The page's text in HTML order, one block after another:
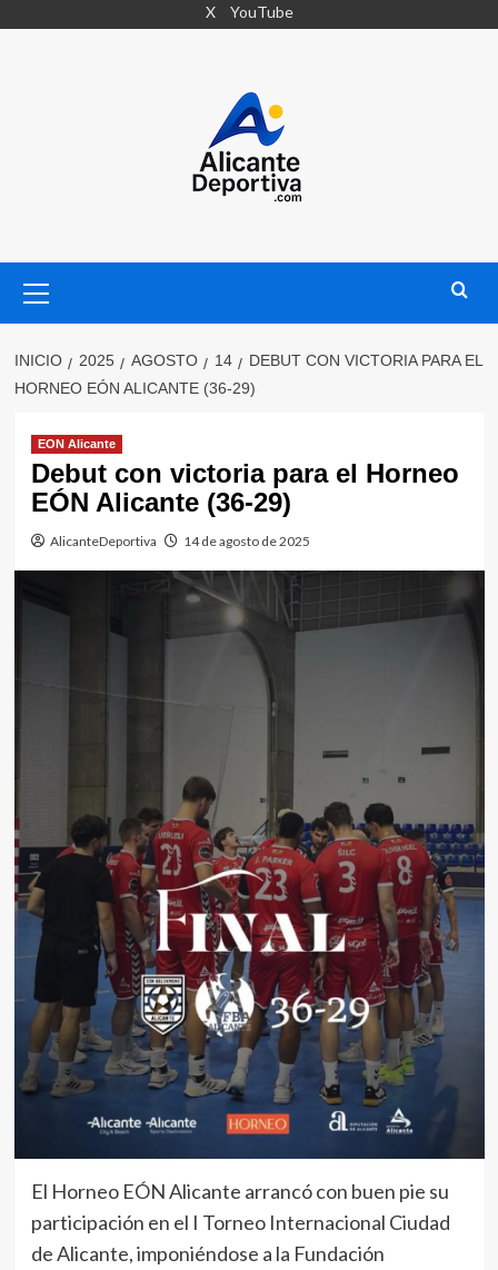
X YouTube
primario
INICIO 2025 AGOSTO 14
DEBUT CON VICTORIA PARA EL
HORNEO EÓN ALICANTE (36-29)
EON Alicante
Debut con victoria para el Horneo
EÓN Alicante (36-29)
AlicanteDeportiva 14 de agosto de 2025
El Horneo EÓN Alicante arrancó con buen pie su
participación en el I Torneo Internacional Ciudad
de Alicante, imponiéndose a la Fundación